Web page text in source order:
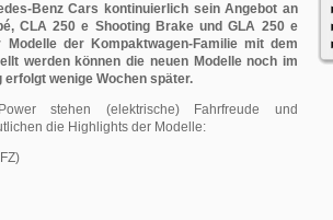
Benz Cars kontinuierlich sein Angebot an
CLA 250 e Shooting Brake und GLA 250 e
der Kompaktwagen-Familie mit dem
werden können die neuen Modelle noch im
wenige Wochen später.
stehen (elektrische) Fahrfreude und
die Highlights der Modelle: